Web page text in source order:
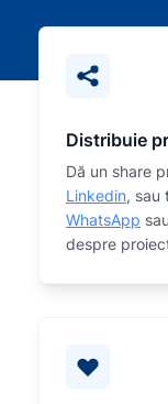
Distribuie
Dă un share
Linkedin, sau
WhatsApp sau
despre